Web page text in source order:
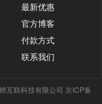
最新优惠
官方博客
付款方式
联系我们
互联科技有限公司 京ICP备